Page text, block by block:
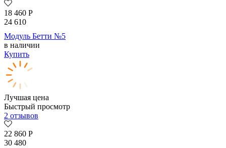
18 460 Р
24 610
Модуль Бетти №5
в наличии
Купить
Лучшая цена
Быстрый просмотр
2 отзывов
22 860 Р
30 480